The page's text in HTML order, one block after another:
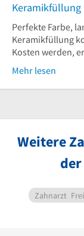
Keramikfüllung
Perfekte Farbe,
Keramikfüllung
Kosten werden,
Mehr lesen
Weitere
Zahnarzt